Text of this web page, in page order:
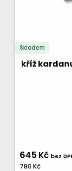
Skladem
kříž
645 Kč bez
780 Kč